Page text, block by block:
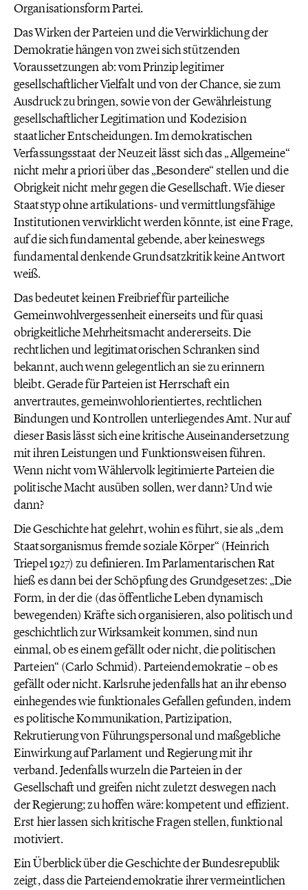
Organisationsform Partei.
Das Wirken der Parteien und die Verwirklichung der
Demokratie hängen von zwei sich stützenden
Voraussetzungen ab: vom Prinzip legitimer
gesellschaftlicher Vielfalt und von der Chance, sie zum
Ausdruck zu bringen, sowie von der Gewährleistung
gesellschaftlicher Legitimation und Kodezision
staatlicher Entscheidungen. Im demokratischen
Verfassungsstaat der Neuzeit lässt sich das „Allgemeine“
nicht mehr a priori über das „Besondere“ stellen und die
Obrigkeit nicht mehr gegen die Gesellschaft. Wie dieser
Staatstyp ohne artikulations- und vermittlungsfähige
Institutionen verwirklicht werden könnte, ist eine Frage,
auf die sich fundamental gebende, aber keineswegs
fundamental denkende Grundsatzkritik keine Antwort
weiß.
Das bedeutet keinen Freibrief für parteiliche
Gemeinwohlvergessenheit einerseits und für quasi
obrigkeitliche Mehrheitsmacht andererseits. Die
rechtlichen und legitimatorischen Schranken sind
bekannt, auch wenn gelegentlich an sie zu erinnern
bleibt. Gerade für Parteien ist Herrschaft ein
anvertrautes, gemeinwohlorientiertes, rechtlichen
Bindungen und Kontrollen unterliegendes Amt. Nur auf
dieser Basis lässt sich eine kritische Auseinandersetzung
mit ihren Leistungen und Funktionsweisen führen.
Wenn nicht vom Wählervolk legitimierte Parteien die
politische Macht ausüben sollen, wer dann? Und wie
dann?
Die Geschichte hat gelehrt, wohin es führt, sie als „dem
Staatsorganismus fremde soziale Körper“ (Heinrich
Triepel 1927) zu definieren. Im Parlamentarischen Rat
hieß es dann bei der Schöpfung des Grundgesetzes: „Die
Form, in der die (das öffentliche Leben dynamisch
bewegenden) Kräfte sich organisieren, also politisch und
geschichtlich zur Wirksamkeit kommen, sind nun
einmal, ob es einem gefällt oder nicht, die politischen
Parteien“ (Carlo Schmid). Parteiendemokratie – ob es
gefällt oder nicht. Karlsruhe jedenfalls hat an ihr ebenso
einhegendes wie funktionales Gefallen gefunden, indem
es politische Kommunikation, Partizipation,
Rekrutierung von Führungspersonal und maßgebliche
Einwirkung auf Parlament und Regierung mit ihr
verband. Jedenfalls wurzeln die Parteien in der
Gesellschaft und greifen nicht zuletzt deswegen nach
der Regierung; zu hoffen wäre: kompetent und effizient.
Erst hier lassen sich kritische Fragen stellen, funktional
motiviert.
Ein Überblick über die Geschichte der Bundesrepublik
zeigt, dass die Parteiendemokratie ihrer vermeintlichen